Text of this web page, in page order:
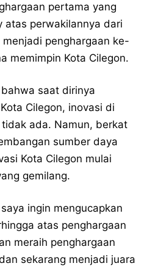
pertama yang
atas perwakilannya dari
penghargaan ke-
memimpin Kota Cilegon.
saat dirinya
Cilegon, inovasi di
ada. Namun, berkat
sumber daya
Kota Cilegon mulai
gemilang.
ingin mengucapkan
atas penghargaan
meraih penghargaan
sekarang menjadi juara